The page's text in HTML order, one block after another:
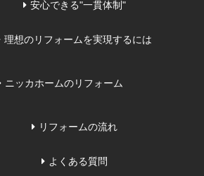
安心できる"一貫体制"
理想のリフォームを実現するには
ニッカホームのリフォーム
リフォームの流れ
よくある質問